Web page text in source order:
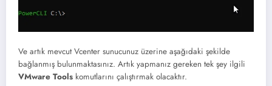
Ve artık mevcut Vcenter sunucunuz üzerine aşağıdaki şekilde
bağlanmış bulunmaktasınız. Artık yapmanız gereken tek şey ilgili
VMware Tools komutlarını çalıştırmak olacaktır.